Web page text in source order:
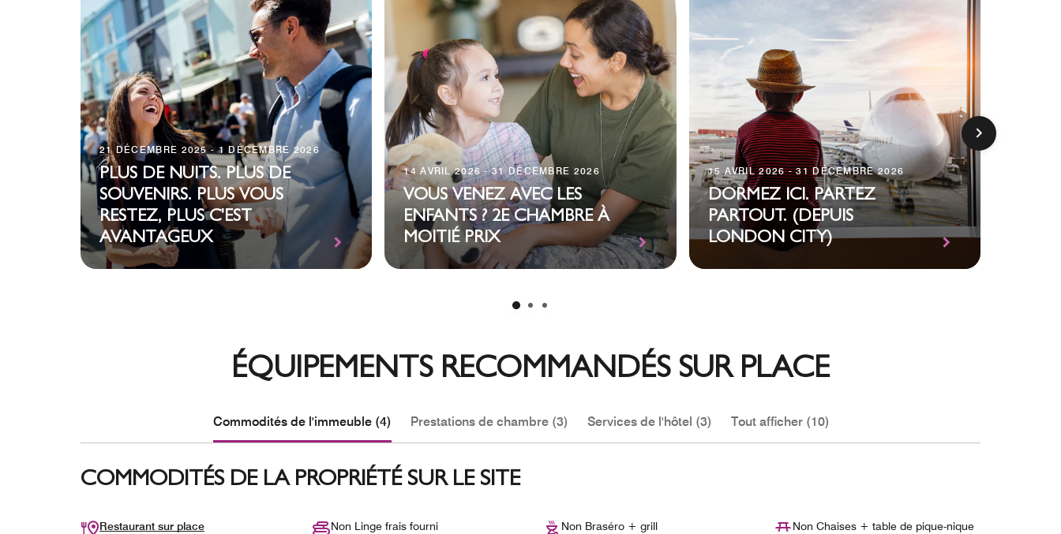
21 DÉCEMBRE 2025 - 1 DÉCEMBRE 2026
PLUS DE NUITS. PLUS DE
SOUVENIRS. PLUS VOUS
RESTEZ, PLUS C'EST
AVANTAGEUX
14 AVRIL 2026 - 31 DÉCEMBRE 2026
VOUS VENEZ AVEC LES
ENFANTS ? 2E CHAMBRE À
MOITIÉ PRIX
15 AVRIL 2026 - 31 DÉCEMBRE 2026
DORMEZ ICI. PARTEZ
PARTOUT. (DEPUIS
LONDON CITY)
ÉQUIPEMENTS RECOMMANDÉS SUR PLACE
Commodités de l'immeuble (4) Prestations de chambre (3) Services de l'hôtel (3) Tout afficher (10)
COMMODITÉS DE LA PROPRIÉTÉ SUR LE SITE
Restaurant sur place Non Linge frais fourni Non Braséro + grill Non Chaises + table de pique-nique